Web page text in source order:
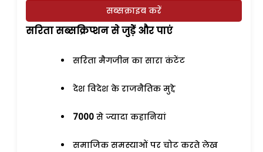
सब्सक्राइब करें
सरिता सब्सक्रिप्शन से जुड़ेें और पाएं
सरिता मैगजीन का सारा कंटेंट
देश विदेश के राजनैतिक मुद्दे
7000से ज्यादा कहानियां
समाजिक समस्याओं पर चोट करते लेख